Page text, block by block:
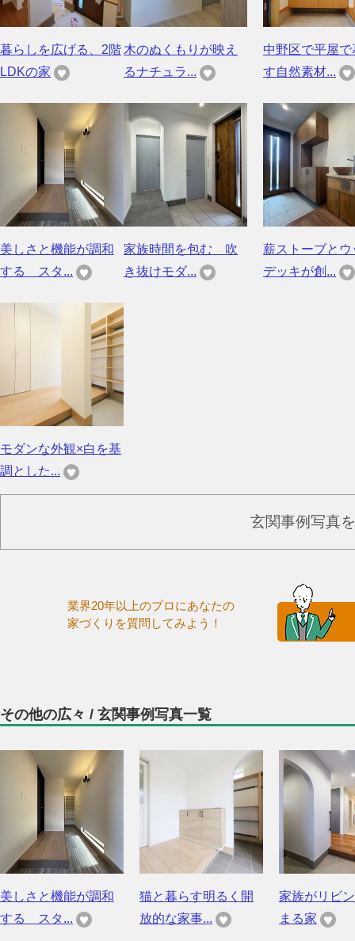
暮らしを広げる、2階
LDKの家
木のぬくもりが映え
るナチュラ...
中野区で平屋で
す自然素材...
美しさと機能が調和
する スタ...
家族時間を包む 吹
き抜けモダ...
薪ストーブとウ
デッキが創...
モダンな外観×白を基
調とした...
玄関事例写真
業界20年以上のプロにあなたの
家づくりを質問してみよう！
その他の広々 / 玄関事例写真一覧
美しさと機能が調和
する スタ...
猫と暮らす明るく開
放的な家事...
家族がリビ
まる家